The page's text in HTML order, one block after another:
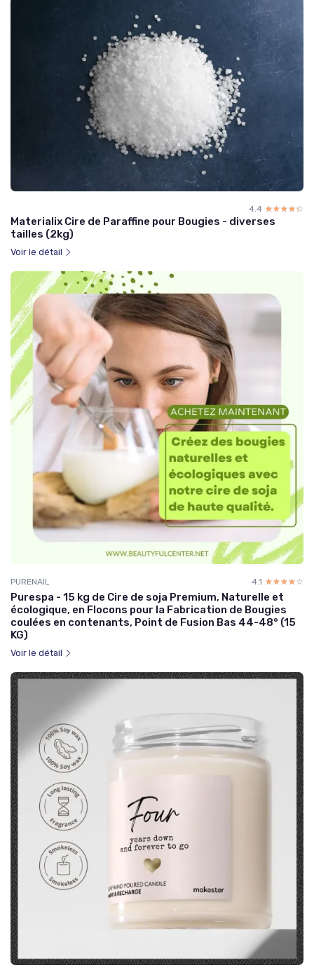
4.4 ☆☆☆☆☆
★★★★★
Materialix Cire de Paraffine pour Bougies - diverses
tailles (2kg)
Voir le détail
PURENAIL 4.1 ☆☆☆☆☆
★★★★★
Purespa - 15 kg de Cire de soja Premium, Naturelle et
écologique, en Flocons pour la Fabrication de Bougies
coulées en contenants, Point de Fusion Bas 44-48° (15
KG)
Voir le détail